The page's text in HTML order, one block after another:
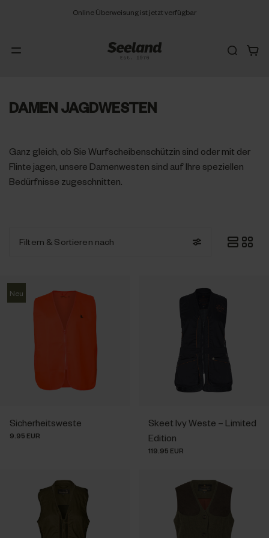
Online Überweisung ist jetzt verfügbar
DAMEN JAGDWESTEN
Ganz gleich, ob Sie Wurfscheibenschützin sind oder mit der
Flinte jagen, unsere Damenwesten sind auf Ihre speziellen
Bedürfnisse zugeschnitten.
Filtern & Sortieren nach
Neu
Sicherheitsweste
9.95 EUR
Skeet Ivy Weste – Limited
Edition
119.95 EUR